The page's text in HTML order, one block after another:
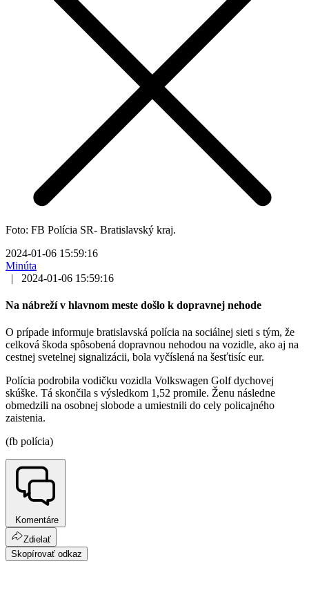
Foto: FB Polícia SR- Bratislavský kraj.
2024-01-06 15:59:16
Minúta
|
2024-01-06 15:59:16
Na nábreží v hlavnom meste došlo k dopravnej nehode
O prípade informuje bratislavská polícia na sociálnej sieti s tým, že
celková škoda spôsobená dopravnou nehodou na vozidle, ako aj na
cestnej svetelnej signalizácii, bola vyčíslená na šesťtisíc eur.
Polícia podrobila vodičku vozidla Volkswagen Golf dychovej
skúške. Tá skončila s výsledkom 1,52 promile. Ženu následne
obmedzili na osobnej slobode a umiestnili do cely policajného
zaistenia.
(fb polícia)
Komentáre
Zdielať
Skopírovať odkaz